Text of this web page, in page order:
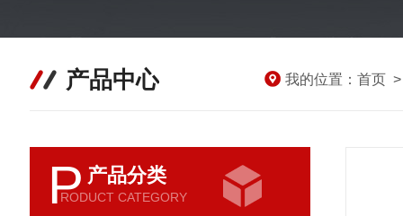
产品中心 我的位置： 首页
P 产品分类
RODUCT CATEGORY